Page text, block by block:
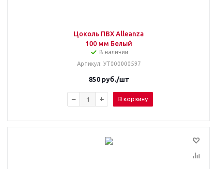
Цоколь ПВХ Alleanza
100 мм Белый
В наличии
Артикул: УТ000000597
850руб./шт
В корзину